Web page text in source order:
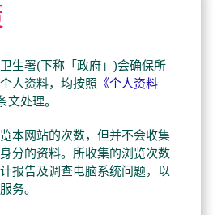
生署(下称「政府」)会确保所
人资料，均按照 《个人资料
文处理。
本网站的次数，但并不会收集
分的资料。所收集的浏览次数
报告及调查电脑系统问题，以
务。